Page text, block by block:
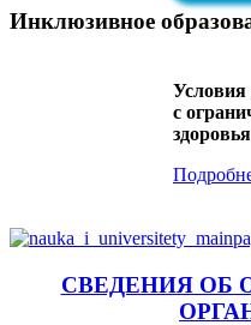
Инклюзивное
Условия
с
здоровья
СВЕДЕНИЯ ОБ